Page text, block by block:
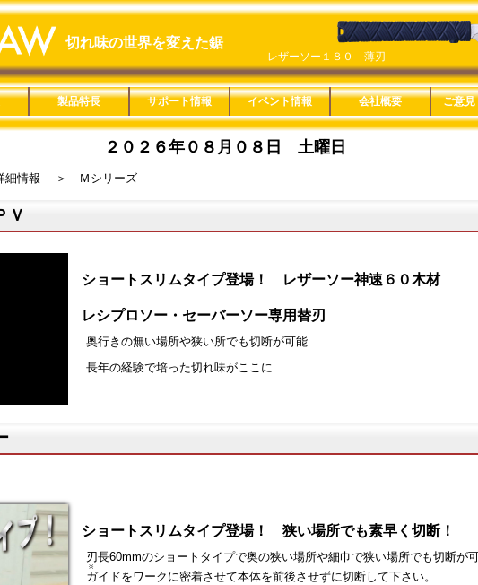
切れ味の世界を変えた鋸
ＲＡＺＯＲＳＡＷ ＲＥＳＣＵＥ 救助セット
レザーソー１８０ 薄刃
） 用途分類一覧 木工
竹挽
仮枠
内装
家具
楽器
ＤＩＹ
樹脂
配管
造園
剪定
果樹
林業
園芸
リサイクル
金切
粗大ゴミ
レシプロソー
適用材料一覧 一般木材・集成材
ＭＤＦ
ＰＢ（ＯＳＢ）
薄板合板
コンパネ
丸太
黒檀・紫檀
デッキ材
竹材
生木
デコラ
アクリル
塩ビパイプ
鉄・アルミ
ダンボール・ペットボ
トル
石膏ボード
替刃互換一覧 Ａシリーズ
Ｂシリーズ
Ｃシリーズ
Ｄシリーズ
Ｅシリーズ
Ｆシリーズ
Ｇシリーズ
Ｈシリーズ
Ｊシリーズ
Ｋシリーズ
Ｌシリーズ
Ｍシリーズ
Ｑシリーズ
Ｒシリーズ
Ｓシリーズ
Ｔシリーズ
Ｕシリーズ
Ｖシリーズ
Ｗシリーズ
Ｘシリーズ
その他の製品
刃長サイズ一覧 直柄タイプ １８０㎜
２１０㎜
２４０㎜
２７０㎜
３００㎜
３３０㎜
鞘付きタイプ １５０㎜
２００㎜
２４０㎜
２５０㎜
２７０㎜
３００㎜
３３０㎜
折込タイプ ２００㎜
２１０㎜
２４０㎜
３３０㎜
高枝タイプ ２４０㎜
３００㎜
３６０㎜
カッタータイプ ８０㎜
固定式 １００㎜
１２５㎜
レシプロソー ６０㎜
２００㎜
みきかじや村製品
レシプロソー
楽なんです剪定鋏
ロープカッター
用品 ヤニピカ
Ｈｏｍｅｏｎｅ
救助セット
製品特長
鋸の特長 用途分類特長
本体特長
目立特長
製品詳細
楽なんです剪定鋏
Ｈｏｍｅｏｎｅ Ｃｕｔｏｏｌ
Ｒｅｃｙｃｌｅ
ヤニピカ
サポート情報
製品紹介動画
取扱説明
鋸の製造工程
縦挽きと横挽き
鋸の使い方
鋸の歴史
旧商品適合替刃一覧
カタログ一覧 総合カタログ ２０２５年版
２０２４年版
２０２３年版
２０２１年版
２０１６年版
２０１３年版
２００８年版
単品カタログ
販促ツール 製品ＰＯＰ 楽なんです剪定
Ｌシリーズ
一人前シリーズ
レザーソー細工
ＳＥＬＥＣＴシ
１８０シリーズ
レザーソー折込
替刃ＢＯＸ
イベント情報 会社概要
概要
SDGs宣言
通年採用
ご意見
お問い
鋸アン
鋏アン
プライ
特定商
２０２６年０８月０８日 土曜日
細情報 ＞ Ｍシリーズ
Ｖ
ショートスリムタイプ登場！ レザーソー神速６０木材
レシプロソー・セーバーソー専用替刃
奥行きの無い場所や狭い所でも切断が可能
長年の経験で培った切れ味がここに
ショートスリムタイプ登場！ 狭い場所でも素早く切断！
刃長60mmのショートタイプで奥の狭い場所や細巾で狭い場所でも切断が
ガイド
※
をワークに密着させて本体を前後させずに切断して下さい。